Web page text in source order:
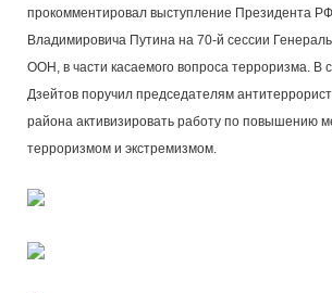
прокомментировал выступление Президента
Владимировича Путина на 70-й сессии
ООН, в части касаемого вопроса терроризма. В
Дзейтов поручил председателям
района активизировать работу по повышению
терроризмом и экстремизмом.